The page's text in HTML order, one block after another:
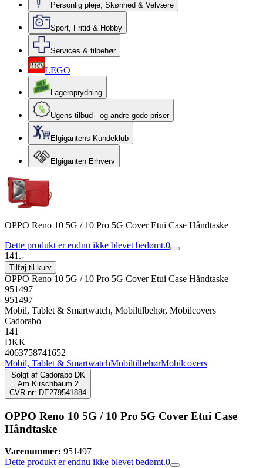
Personlig pleje, Skønhed & Velvære
Sport, Fritid & Hobby
Services & tilbehør
LEGO
Lageroprydning
Ugens tilbud - og andre gode priser
Elgigantens Kundeklub
Elgiganten Erhverv
OPPO Reno 10 5G / 10 Pro 5G Cover Etui Case Håndtaske
Dette produkt er endnu ikke blevet bedømt.0
141.-
Tilføj til kurv
OPPO Reno 10 5G / 10 Pro 5G Cover Etui Case Håndtaske
951497
951497
Mobil, Tablet & Smartwatch, Mobiltilbehør, Mobilcovers
Cadorabo
141
DKK
4063758741652
Mobil, Tablet & SmartwatchMobiltilbehørMobilcovers
Solgt af Cadorabo DK
Am Kirschbaum 2
CVR-nr: DE279541884
OPPO Reno 10 5G / 10 Pro 5G Cover Etui Case
Håndtaske
Varenummer: 951497
Dette produkt er endnu ikke blevet bedømt.0